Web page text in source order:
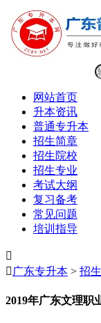
网站首页
升本资讯
普通专升本
招生简章
招生院校
招生专业
考试大纲
复习备考
常见问题
培训指导

 广东专升本 > 招
2019年广东文理职